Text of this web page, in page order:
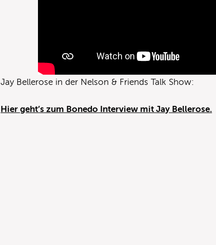
Jay Bellerose in der Nelson & Friends Talk Show:
Hier geht’s zum Bonedo Interview mit Jay Bellerose.